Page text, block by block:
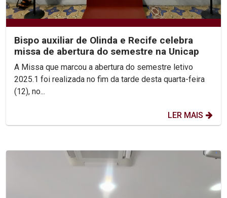
Bispo auxiliar de Olinda e Recife celebra
missa de abertura do semestre na Unicap
A Missa que marcou a abertura do semestre letivo
2025.1 foi realizada no fim da tarde desta quarta-feira
(12), no...
LER MAIS